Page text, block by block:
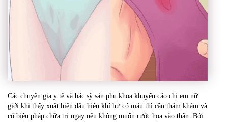
khám ngay nếu không muốn rước họa vào thân
Các chuyên gia y tế và bác sỹ sản phụ khoa khuyến cáo chị em nữ
giới khi thấy xuất hiện dấu hiệu khí hư có máu thì cần thăm khám và
có biện pháp chữa trị ngay nếu không muốn rước họa vào thân. Bởi